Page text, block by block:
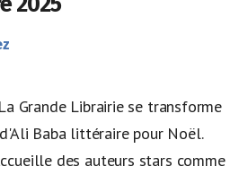
Grande Librairie se transforme
Baba littéraire pour Noël.
des auteurs stars comme